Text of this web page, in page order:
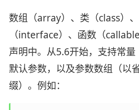
数组（array）、类（class）
（interface）、函数（
声明中。从5.6开始，支持常
默认参数，以及参数数组（以
缀）。例如：